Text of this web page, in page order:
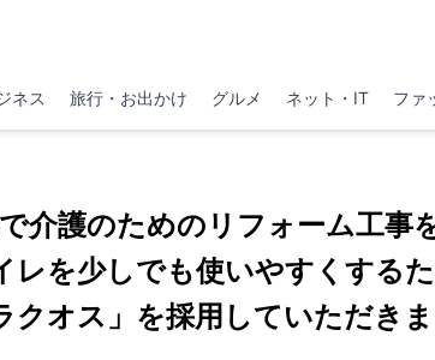
ネス 旅行・お出かけ グルメ ネット・IT ファ
介護のためのリフォーム工事
レを少しでも使いやすくする
クオス」を採用していただきま